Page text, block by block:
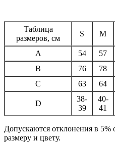
Таблица
размеров, см
S M
A 54 57
B
76 78
C
63 64
D
38-
39
40-
41
Допускаются отклонения в 5%
размеру и цвету.